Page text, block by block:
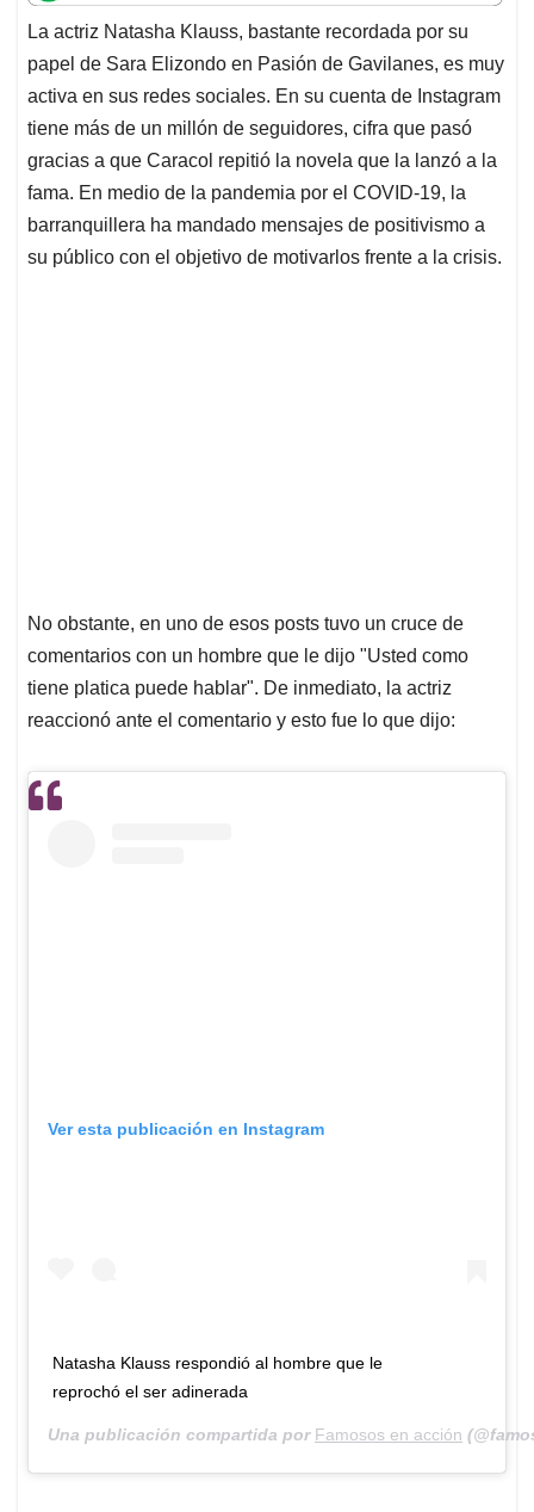
t
s
A
p
p
e
b
o
o
k
k
e
d
I
n
i
l
e
a
d
s
La actriz Natasha Klauss, bastante recordada por su
papel de Sara Elizondo en Pasión de Gavilanes, es muy
activa en sus redes sociales. En su cuenta de Instagram
tiene más de un millón de seguidores, cifra que pasó
gracias a que Caracol repitió la novela que la lanzó a la
fama. En medio de la pandemia por el COVID-19, la
barranquillera ha mandado mensajes de positivismo a
su público con el objetivo de motivarlos frente a la crisis.
No obstante, en uno de esos posts tuvo un cruce de
comentarios con un hombre que le dijo "Usted como
tiene platica puede hablar". De inmediato, la actriz
reaccionó ante el comentario y esto fue lo que dijo:
Ver esta publicación en Instagram
Natasha Klauss respondió al hombre que le
reprochó el ser adinerada
Una publicación compartida por Famosos en acción